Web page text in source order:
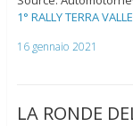
1° RALLY TERRA
16 gennaio 2021
LA RONDE